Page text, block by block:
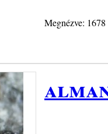
Megnézve: